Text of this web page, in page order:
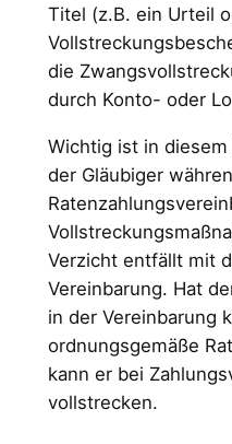
Titel (z.B. ein Urteil
die
durch Konto- oder
Wichtig ist in
der Gläubiger
Verzicht entfällt mit
Vereinbarung. Hat
in der Vereinbarung
ordnungsgemäße
kann er bei
vollstrecken.